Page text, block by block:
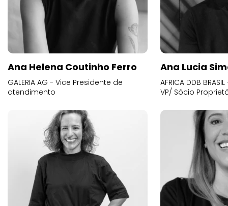
Ana Helena Coutinho Ferro
GALERIA AG - Vice Presidente de
atendimento
Ana Lucia
AFRICA DDB
VP/ Sócio